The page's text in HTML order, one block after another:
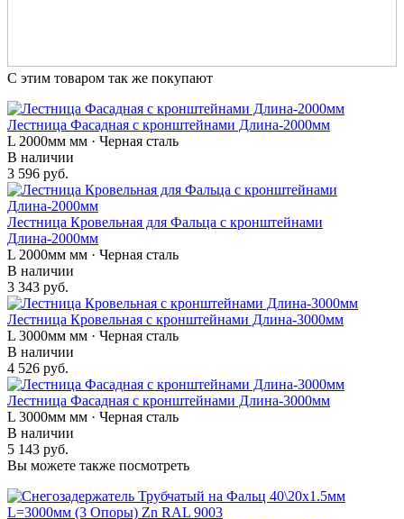
С этим товаром так же покупают
Лестница Фасадная с кронштейнами Длина-2000мм
L 2000мм мм · Черная сталь
В наличии
3 596 руб.
Лестница Кровельная для Фальца с кронштейнами
Длина-2000мм
L 2000мм мм · Черная сталь
В наличии
3 343 руб.
Лестница Кровельная с кронштейнами Длина-3000мм
L 3000мм мм · Черная сталь
В наличии
4 526 руб.
Лестница Фасадная с кронштейнами Длина-3000мм
L 3000мм мм · Черная сталь
В наличии
5 143 руб.
Вы можете также посмотреть